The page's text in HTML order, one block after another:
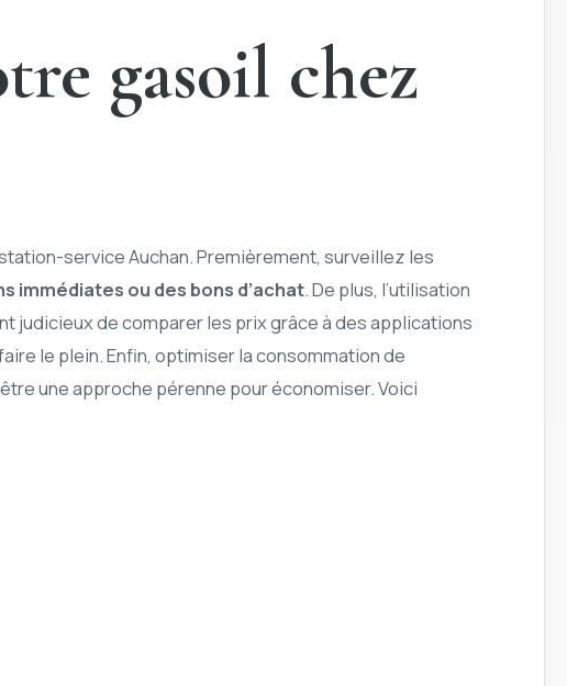
gasoil chez
service Auchan. Premièrement, surveillez les
immédiates ou des bons d’achat. De plus, l’utilisation
judicieux de comparer les prix grâce à des applications
le plein. Enfin, optimiser la consommation de
une approche pérenne pour économiser. Voici